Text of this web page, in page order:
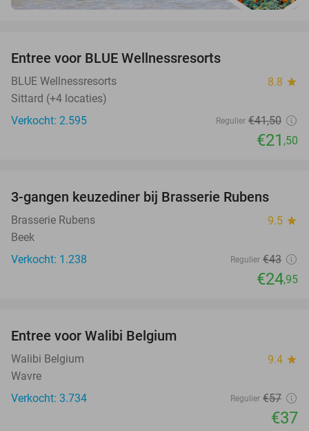
Entree voor BLUE Wellnessresorts
BLUE Wellnessresorts 8.8 star
Sittard (+4 locaties)
Verkocht: 2.595
Regulier €41,50
€21 ,50
42%
3-gangen keuzediner bij Brasserie Rubens
Brasserie Rubens 9.5 star
Beek
Verkocht: 1.238
Regulier €43
€24,95
Entree voor Walibi Belgium
Walibi Belgium 9.4 star
Wavre
Verkocht: 3.734
Regulier €57
€37